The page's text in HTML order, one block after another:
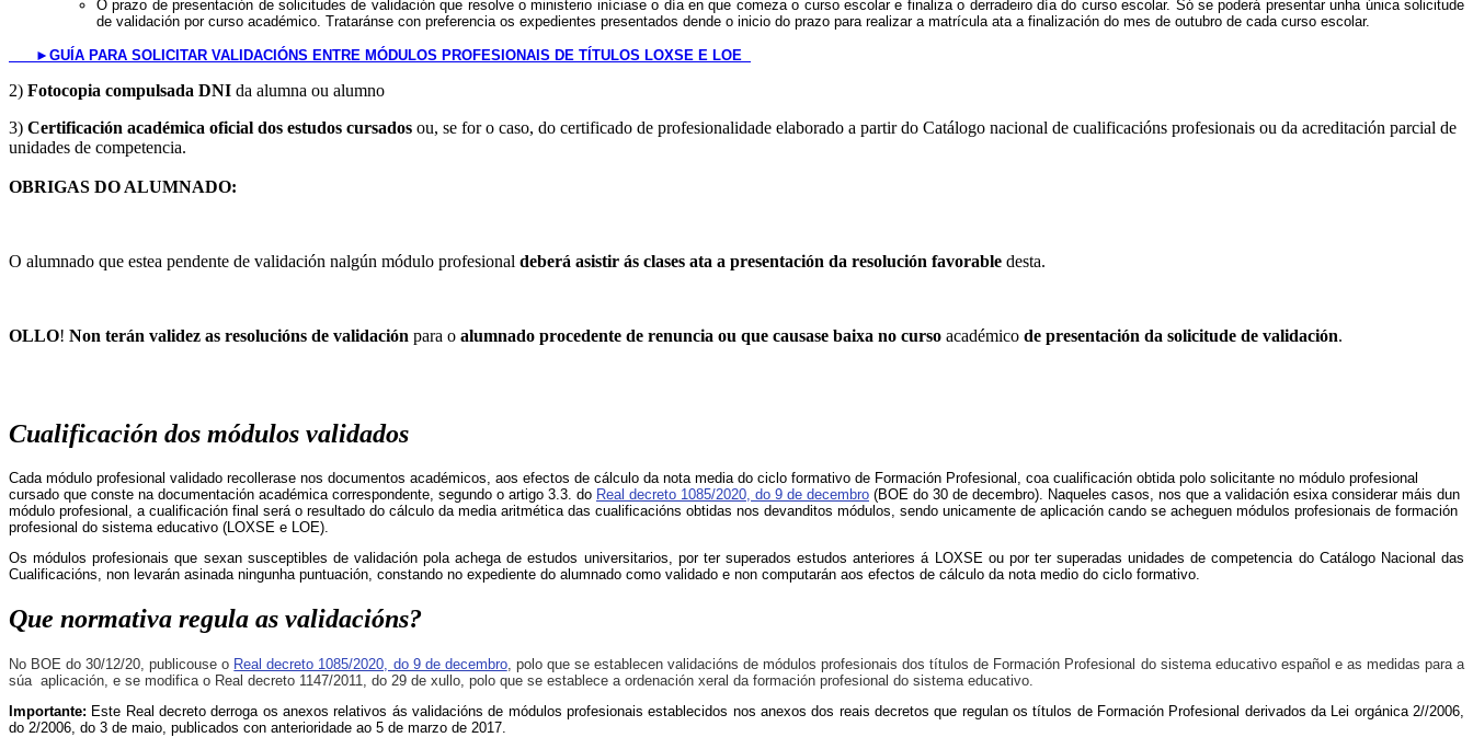
​O prazo de presentación de solicitudes de validación que resolve o ministerio iníciase o día en que comeza o curso escolar e finaliza o derradeiro día do curso escolar. Só se poderá presentar unha única solicitude
de validación por curso académico. Trataránse con preferencia os expedientes presentados dende o inicio do prazo para realizar a matrícula ata a finalización do mes de outubro de cada curso escolar.
► GUÍA PARA SOLICITAR VALIDACIÓNS ENTRE MÓDULOS PROFESIONAIS DE TÍTULOS LOXSE E LOE
​2) Fotocopia compulsada DNI da alumna ou alumno
3) Certificación académica oficial dos estudos cursados ou, se for o caso, do certificado de profesionalidade elaborado a partir do Catálogo nacional de cualificacións profesionais ou da acreditación parcial de
unidades de competencia.
OBRIGAS DO ALUMNADO:
O alumnado que estea pendente de validación nalgún módulo profesional deberá asistir ás clases ata a presentación da resolución favorable desta.
OLLO! Non terán validez as resolucións de validación para o alumnado procedente de renuncia ou que causase baixa no curso académico de presentación da solicitude de validación.
Cualificación dos módulos validados
Cada módulo profesional validado recollerase nos documentos académicos, aos efectos de cálculo da nota media do ciclo formativo de Formación Profesional, coa cualificación obtida polo solicitante no módulo profesional
cursado que conste na documentación académica correspondente, segundo o artigo 3.3. do Real decreto 1085/2020, do 9 de decembro (BOE do 30 de decembro). Naqueles casos, nos que a validación esixa considerar máis dun
módulo profesional, a cualificación final será o resultado do cálculo da media aritmética das cualificacións obtidas nos devanditos módulos, sendo unicamente de aplicación cando se acheguen módulos profesionais de formación
profesional do sistema educativo (LOXSE e LOE).
Os módulos profesionais que sexan susceptibles de validación pola achega de estudos universitarios, por ter superados estudos anteriores á LOXSE ou por ter superadas unidades de competencia do Catálogo Nacional das
Cualificacións, non levarán asinada ningunha puntuación, constando no expediente do alumnado como validado e non computarán aos efectos de cálculo da nota medio do ciclo formativo.
Que normativa regula as validacións?
No BOE do 30/12/20, publicouse o Real decreto 1085/2020, do 9 de decembro, polo que se establecen validacións de módulos profesionais dos títulos de Formación Profesional do sistema educativo español e as medidas para a
súa aplicación, e se modifica o Real decreto 1147/2011, do 29 de xullo, polo que se establece a ordenación xeral da formación profesional do sistema educativo.
Importante: Este Real decreto derroga os anexos relativos ás validacións de módulos profesionais establecidos nos anexos dos reais decretos que regulan os títulos de Formación Profesional derivados da Lei orgánica 2//2006,
do 2/2006, do 3 de maio, publicados con anterioridade ao 5 de marzo de 2017.